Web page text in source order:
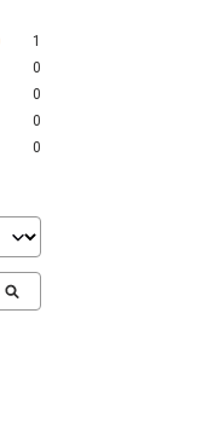
1
0
0
0
0